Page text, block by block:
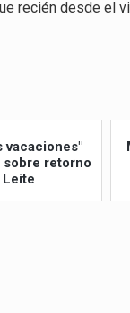
recién desde el
vacaciones"
sobre retorno
Leite